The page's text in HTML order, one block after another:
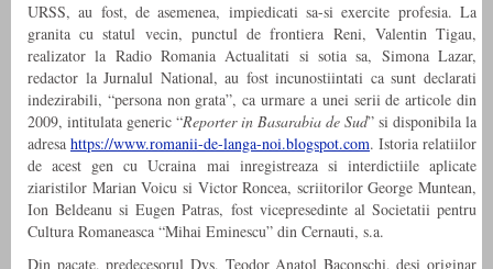
URSS, au fost, de asemenea, impiedicati sa-si exercite profesia. La
granita cu statul vecin, punctul de frontiera Reni, Valentin Tigau,
realizator la Radio Romania Actualitati si sotia sa, Simona Lazar,
redactor la Jurnalul National, au fost incunostiintati ca sunt declarati
indezirabili, “persona non grata”, ca urmare a unei serii de articole din
2009, intitulata generic “Reporter in Basarabia de Sud” si disponibila la
adresa https://www.romanii-de-langa-noi.blogspot.com. Istoria relatiilor
de acest gen cu Ucraina mai inregistreaza si interdictiile aplicate
ziaristilor Marian Voicu si Victor Roncea, scriitorilor George Muntean,
Ion Beldeanu si Eugen Patras, fost vicepresedinte al Societatii pentru
Cultura Romaneasca “Mihai Eminescu” din Cernauti, s.a.
Din pacate, predecesorul Dvs, Teodor Anatol Baconschi, desi originar